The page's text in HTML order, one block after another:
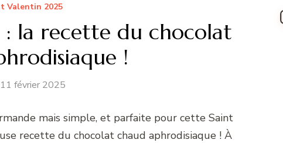
Valentin 2025
: la recette du chocolat
!
11 février 2025
mais simple, et parfaite pour cette Saint
recette du chocolat chaud aphrodisiaque ! À